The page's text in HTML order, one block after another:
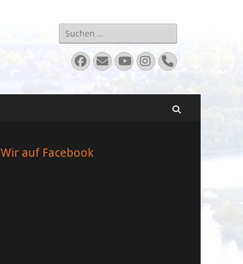
Suchen
nach:
Facebook
E-
Mail
YouTube
Instagram
Telefon
Wir auf Facebook